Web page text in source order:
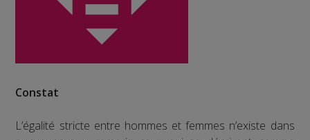
Constat
L’égalité stricte entre hommes et femmes n’existe dans